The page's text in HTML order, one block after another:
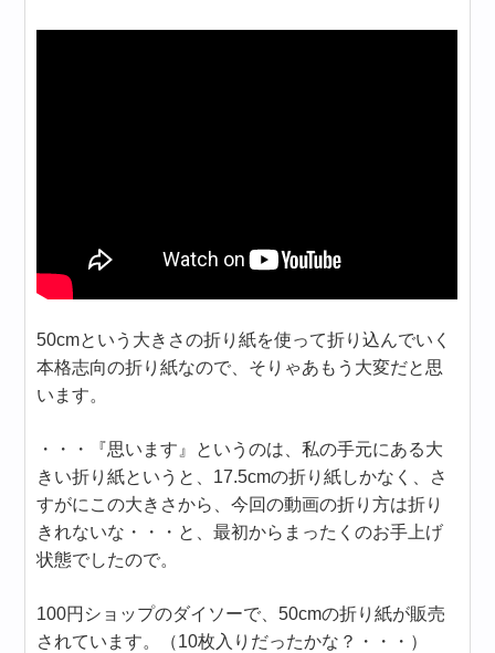
50cmという大きさの折り紙を使って折り込んでいく
本格志向の折り紙なので、そりゃあもう大変だと思
います。
・・・『思います』というのは、私の手元にある大
きい折り紙というと、17.5cmの折り紙しかなく、さ
すがにこの大きさから、今回の動画の折り方は折り
きれないな・・・と、最初からまったくのお手上げ
状態でしたので。
100円ショップのダイソーで、50cmの折り紙が販売
されています。（10枚入りだったかな？・・・）